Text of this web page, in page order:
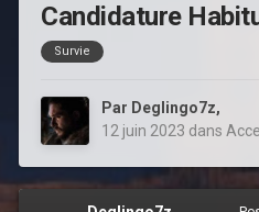
Candidature
Survie
Par Deglingo7z,
12 juin 2023 dans